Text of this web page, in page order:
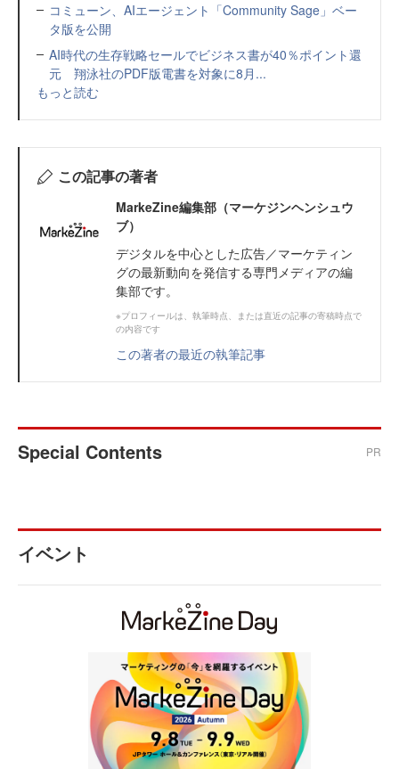
コミューン、AIエージェント「Community Sage」ベー
タ版を公開
AI時代の生存戦略セールでビジネス書が40％ポイント還
元 翔泳社のPDF版電書を対象に8月...
もっと読む
この記事の著者
MarkeZine編集部（マーケジンヘンシュウ
ブ）
デジタルを中心とした広告／マーケティン
グの最新動向を発信する専門メディアの編
集部です。
※プロフィールは、執筆時点、または直近の記事の寄稿時点で
の内容です
この著者の最近の執筆記事
Special Contents PR
イベント